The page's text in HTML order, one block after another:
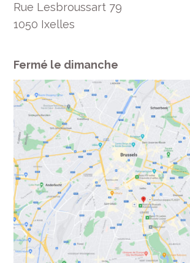
Rue Lesbroussart 79
1050 Ixelles
Fermé le dimanche